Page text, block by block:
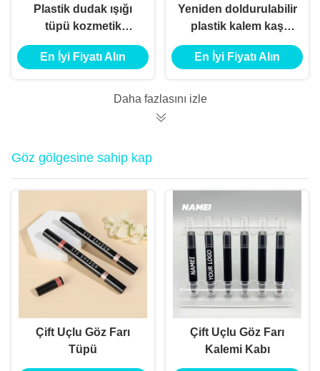
Plastik dudak ışığı
tüpü kozmetik
ambalaj konteyneri
çubuklu boş dudak
En İyi Fiyatı Alın
Yeniden doldurulabilir
plastik kalem kaş
makyaj araçları
En İyi Fiyatı Alın
Daha fazlasını izle
Göz gölgesine sahip kap
Çift Uçlu Göz Farı
Tüpü
Çift Uçlu Göz Farı
Kalemi Kabı